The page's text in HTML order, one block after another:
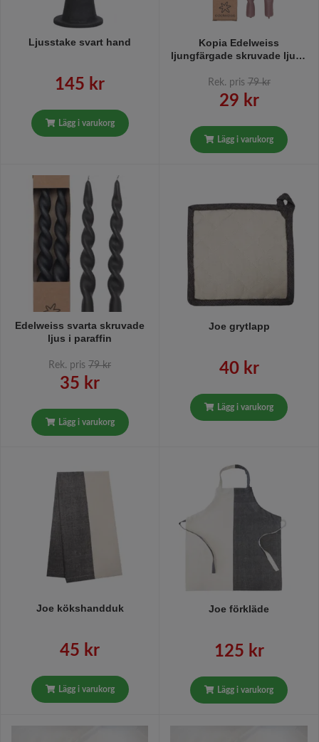
Ljusstake svart hand
145 kr
Lägg i varukorg
Kopia Edelweiss
ljungfärgade skruvade ljus i
Rek. pris 79 kr
29 kr
Lägg i varukorg
Edelweiss svarta skruvade
ljus i paraffin
Rek. pris 79 kr
35 kr
Lägg i varukorg
Joe grytlapp
40 kr
Lägg i varukorg
Joe kökshandduk
45 kr
Lägg i varukorg
Joe förkläde
125 kr
Lägg i varukorg